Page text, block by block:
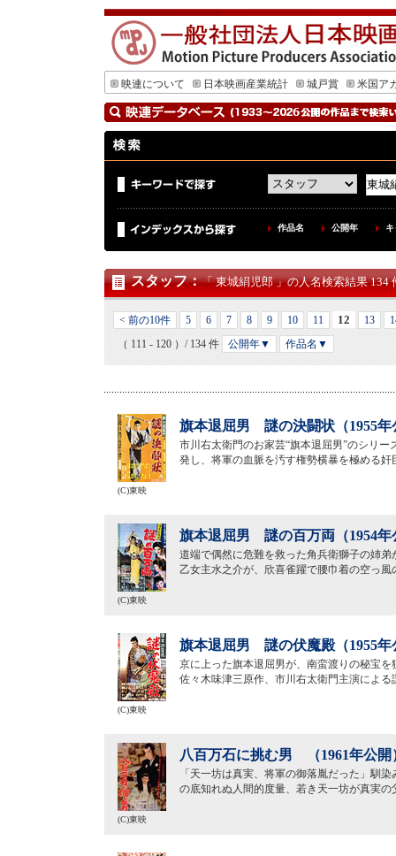
映連について 日本映画産業統計 城戸賞 米国ア
作品名 公開年
スタッフ：「 東城絹児郎 」の人名検索結果 134
< 前の10件 5 6 7 8 9 10 11 12 13
（ 111 - 120 ）/ 134 件
公開年▼ 作品名▼
旗本退屈男 謎の決闘状（1955年
市川右太衛門のお家芸“旗本退屈男”のシリ
発し、将軍の血脈を汚す権勢横暴を極める
(C)東映
旗本退屈男 謎の百万両（1954年
道端で偶然に危難を救った角兵衛獅子の姉
乙女主水之介が、欣喜雀躍で腰巾着の空っ
(C)東映
旗本退屈男 謎の伏魔殿（1955年
京に上った旗本退屈男が、南蛮渡りの秘宝
佐々木味津三原作、市川右太衛門主演によ
(C)東映
八百万石に挑む男 （1961年公開
「天一坊は真実、将軍の御落胤だった」馴
の底知れぬ人間的度量、若き天一坊が真実
(C)東映